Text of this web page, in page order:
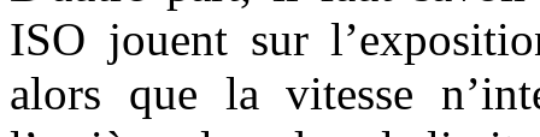
ISO jouent sur
alors que la vitesse